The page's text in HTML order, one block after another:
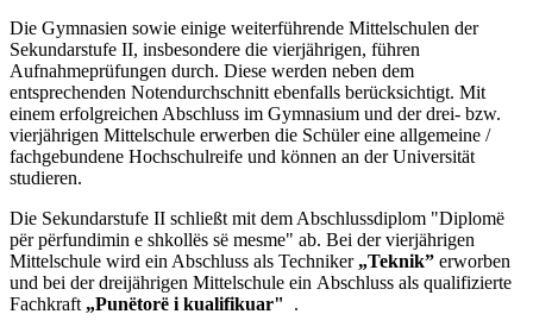
Die Gymnasien sowie einige weiterführende Mittelschulen der
Sekundarstufe II, insbesondere die vierjährigen, führen
Aufnahmeprüfungen durch. Diese werden neben dem
entsprechenden Notendurchschnitt ebenfalls berücksichtigt. Mit
einem erfolgreichen Abschluss im Gymnasium und der drei- bzw.
vierjährigen Mittelschule erwerben die Schüler eine allgemeine /
fachgebundene Hochschulreife und können an der Universität
studieren.
Die Sekundarstufe II schließt mit dem Abschlussdiplom "Diplomë
për përfundimin e shkollës së mesme" ab. Bei der vierjährigen
Mittelschule wird ein Abschluss als Techniker „Teknik” erworben
und bei der dreijährigen Mittelschule ein Abschluss als qualifizierte
Fachkraft „Punëtorë i kualifikuar" .